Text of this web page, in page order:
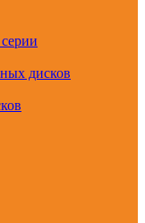
дисков